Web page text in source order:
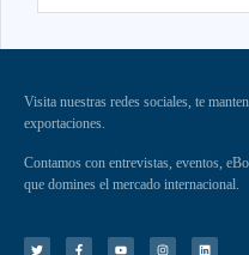
Visita nuestras redes sociales, te
exportaciones.
Contamos con entrevistas, eventos,
que domines el mercado internacional.